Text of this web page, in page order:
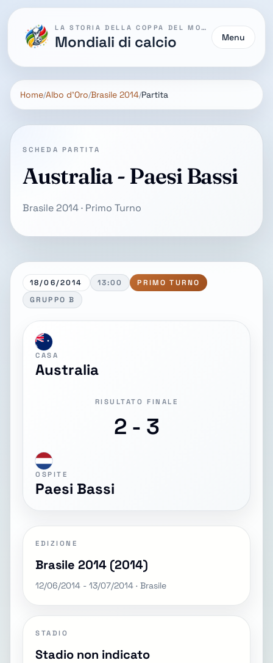
LA STORIA DELLA COPPA DEL MONDO
Mondiali di calcio Menu
Home Albo d'Oro Brasile 2014 Partita
SCHEDA PARTITA
Australia - Paesi Bassi
Brasile 2014 · Primo Turno
18/06/2014 13:00
PRIMO TURNO
GRUPPO B
CASA
Australia
RISULTATO FINALE
2 - 3
OSPITE
Paesi Bassi
EDIZIONE
Brasile 2014 (2014)
12/06/2014 - 13/07/2014 · Brasile
STADIO
Stadio non indicato